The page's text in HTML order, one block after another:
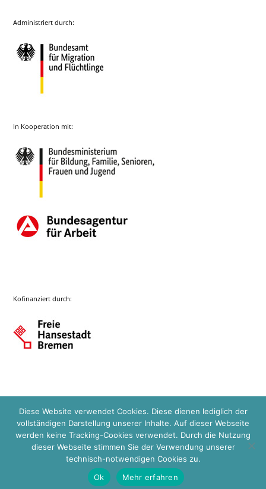
Administriert durch:
In Kooperation mit:
Kofinanziert durch:
Diese Website verwendet Cookies. Diese dienen lediglich der
vollständigen Darstellung unserer Inhalte. Auf dieser Webseite
werden keine Tracking-Cookies verwendet. Durch die Nutzung
dieser Webseite stimmen Sie der Verwendung unserer
technisch-notwendigen Cookies zu.
Ok
Mehr erfahren